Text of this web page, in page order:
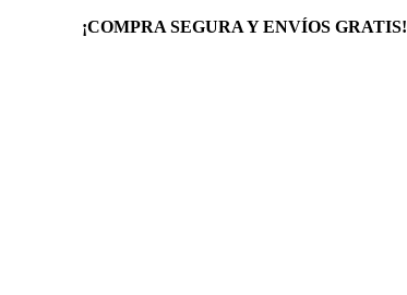
¡COMPRA SEGURA Y ENVÍOS GRATIS!